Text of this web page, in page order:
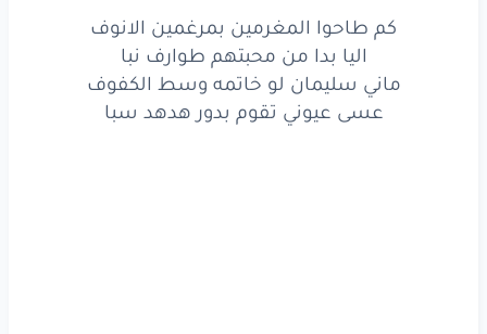
كم طاحوا المغرمين بمرغمين الانوف
اليا بدا من محبتهم طوارف نبا
ماني سليمان لو خاتمه وسط الكفوف
عسى عيوني تقوم بدور هدهد سبا